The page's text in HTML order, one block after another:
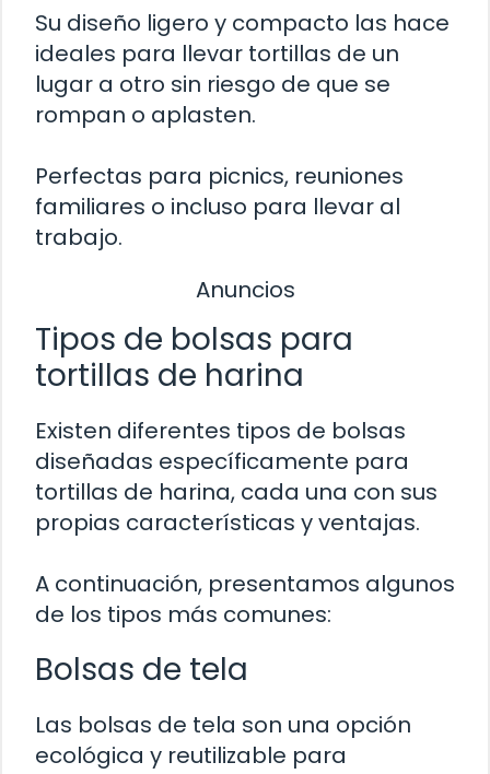
Su diseño ligero y compacto las hace
ideales para llevar tortillas de un
lugar a otro sin riesgo de que se
rompan o aplasten.
Perfectas para picnics, reuniones
familiares o incluso para llevar al
trabajo.
Anuncios
Tipos de bolsas para
tortillas de harina
Existen diferentes tipos de bolsas
diseñadas específicamente para
tortillas de harina, cada una con sus
propias características y ventajas.
A continuación, presentamos algunos
de los tipos más comunes:
Bolsas de tela
Las bolsas de tela son una opción
ecológica y reutilizable para